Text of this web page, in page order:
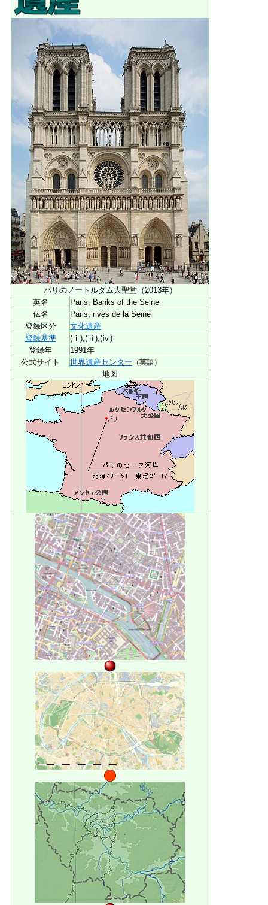
パリのノートルダム大聖堂（2013年）
英名
Paris, Banks of the Seine
仏名
Paris, rives de la Seine
登録区分
文化遺産
登録基準
(ⅰ),(ⅱ),(ⅳ)
登録年
1991年
公式サイト
世界遺産センター （英語）
地図